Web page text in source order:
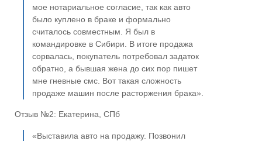
мое нотариальное согласие, так как авто
было куплено в браке и формально
считалось совместным. Я был в
командировке в Сибири. В итоге продажа
сорвалась, покупатель потребовал задаток
обратно, а бывшая жена до сих пор пишет
мне гневные смс. Вот такая сложность
продаже машин после расторжения брака».
Отзыв №2: Екатерина, СПб
«Выставила авто на продажу. Позвонил